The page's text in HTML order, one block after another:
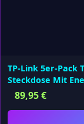
TP-Link 5er-Pack
Steckdose Mit
89,95€